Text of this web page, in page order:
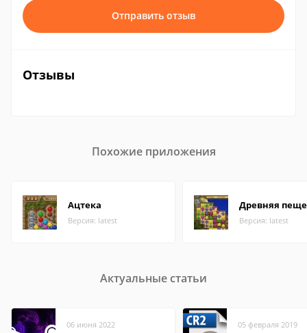
Отправить отзыв
Отзывы
Похожие приложения
Ацтека
Версия: latest
Древняя
Версия: latest
Актуальные статьи
06 июня 2022 05 февраля 2019